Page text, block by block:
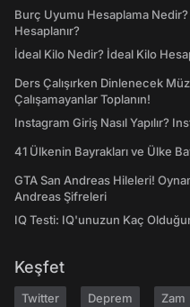
Burç Uyumu Hesaplama
Hesaplanır?
İdeal Kilo Nedir? İdeal Kilo
Ders Çalışırken Dinlenecek
Çalışamayanlar Toplanın!
Instagram Giriş Nasıl Yapılır?
41 Ülkenin Bayrakları ve Ülke
GTA San Andreas Hileleri!
Andreas Şifreleri
IQ Testi: IQ'unuzun Kaç
Keşfet
Twitter Deprem Zam